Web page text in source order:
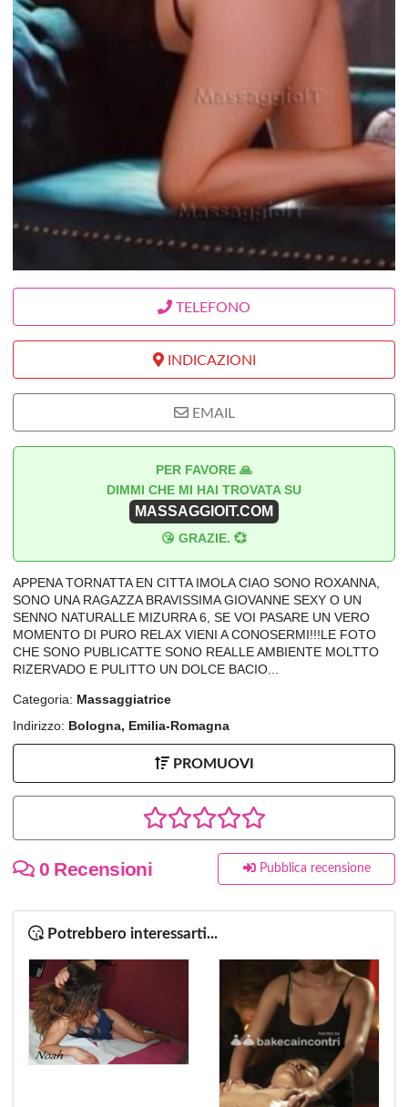
TELEFONO
INDICAZIONI
EMAIL
PER FAVORE 🙏
DIMMI CHE MI HAI TROVATA SU
MASSAGGIOIT.COM
😘 GRAZIE. 💞
APPENA TORNATTA EN CITTA IMOLA CIAO SONO ROXANNA,
SONO UNA RAGAZZA BRAVISSIMA GIOVANNE SEXY O UN
SENNO NATURALLE MIZURRA 6, SE VOI PASARE UN VERO
MOMENTO DI PURO RELAX VIENI A CONOSERMI!!!LE FOTO
CHE SONO PUBLICATTE SONO REALLE AMBIENTE MOLTTO
RIZERVADO E PULITTO UN DOLCE BACIO...
Categoria: Massaggiatrice
Indirizzo: Bologna, Emilia-Romagna
PROMUOVI
0 Recensioni Pubblica recensione
Potrebbero interessarti...